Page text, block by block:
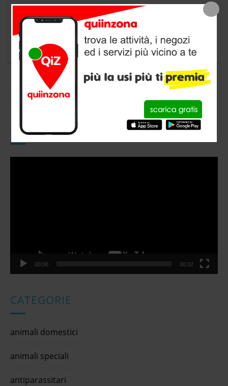
negozio animali a Credera Rubbiano, provincia
CONOSCI QUIINZONA?
00:00 00:32
CATEGORIE
animali domestici
animali speciali
antiparassitari